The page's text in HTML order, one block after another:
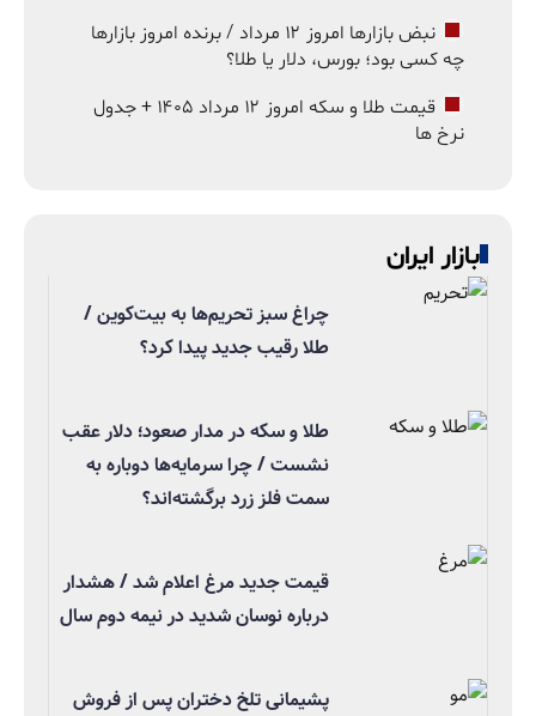
نبض بازارها امروز ۱۲ مرداد / برنده امروز بازارها
چه کسی بود؛ بورس، دلار یا طلا؟
قیمت طلا و سکه امروز ۱۲ مرداد ۱۴۰۵ + جدول
نرخ ها
بازار ایران
چراغ سبز تحریم‌ها به بیت‌کوین /
طلا رقیب جدید پیدا کرد؟
طلا و سکه در مدار صعود؛ دلار عقب
نشست / چرا سرمایه‌ها دوباره به
سمت فلز زرد برگشته‌اند؟
قیمت جدید مرغ اعلام شد / هشدار
درباره نوسان شدید در نیمه دوم سال
پشیمانی تلخ دختران پس از فروش